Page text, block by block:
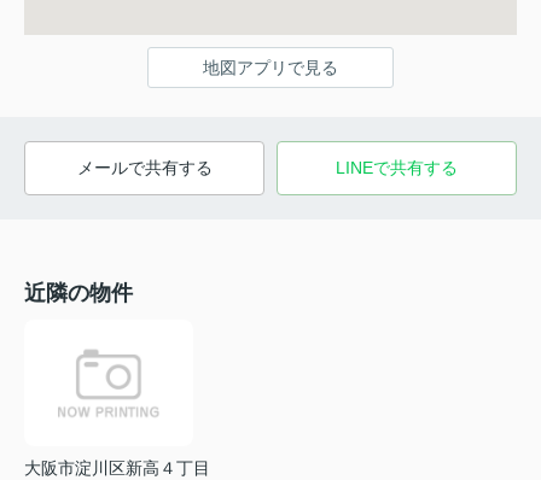
地図アプリで見る
メールで共有する LINEで共有する
近隣の物件
大阪市淀川区新高４丁目